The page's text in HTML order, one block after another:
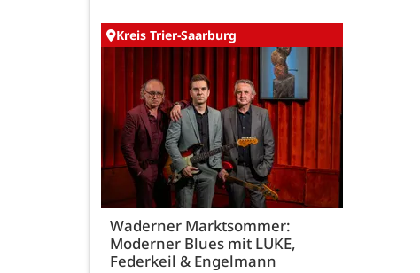
Kreis Trier-Saarburg
Waderner Marktsommer:
Moderner Blues mit LUKE,
Federkeil & Engelmann